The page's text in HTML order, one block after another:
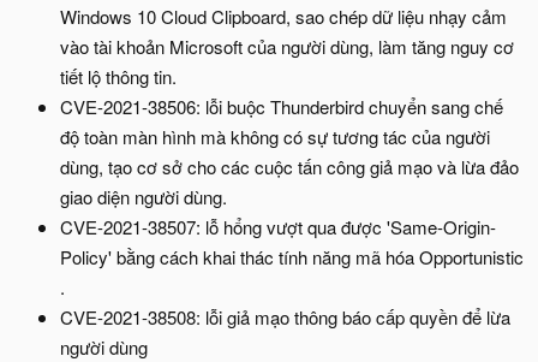
Windows 10 Cloud Clipboard, sao chép dữ liệu nhạy cảm
vào tài khoản Microsoft của người dùng, làm tăng nguy cơ
tiết lộ thông tin.
CVE-2021-38506: lỗi buộc Thunderbird chuyển sang chế
độ toàn màn hình mà không có sự tương tác của người
dùng, tạo cơ sở cho các cuộc tấn công giả mạo và lừa đảo
giao diện người dùng.
CVE-2021-38507: lỗ hổng vượt qua được 'Same-Origin-
Policy' bằng cách khai thác tính năng mã hóa Opportunistic
.
CVE-2021-38508: lỗi giả mạo thông báo cấp quyền để lừa
người dùng